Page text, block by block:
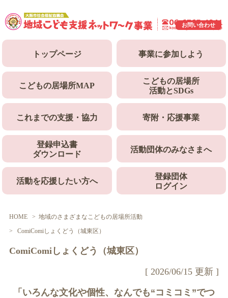
お問い合わせ
トップページ 事業に参加しよう
こどもの居場所MAP
こどもの居場所
活動とSDGs
これまでの支援・協力 寄附・ 応援事業
登録申込書
ダウンロード
活動団体のみなさまへ
活動を応援したい方へ
登録団体
ログイン
HOME
地域のさまざまなこどもの居場所活動
ComiComiしょくどう（城東区）
ComiComiしょくどう（城東区）
[ 2026/06/15 更新 ]
「いろんな文化や個性、なんでも“コミコミ”でつ